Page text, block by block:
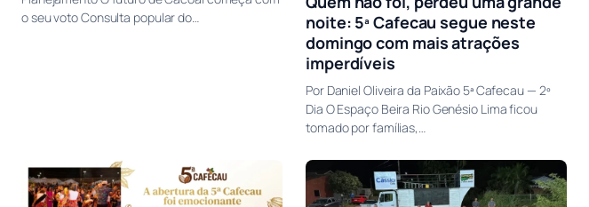
o seu voto Consulta popular do…
noite: 5ª Cafecau segue neste
domingo com mais atrações
imperdíveis
Por Daniel Oliveira da Paixão 5ª Cafecau — 2º
Dia O Espaço Beira Rio Genésio Lima ficou
tomado por famílias,…